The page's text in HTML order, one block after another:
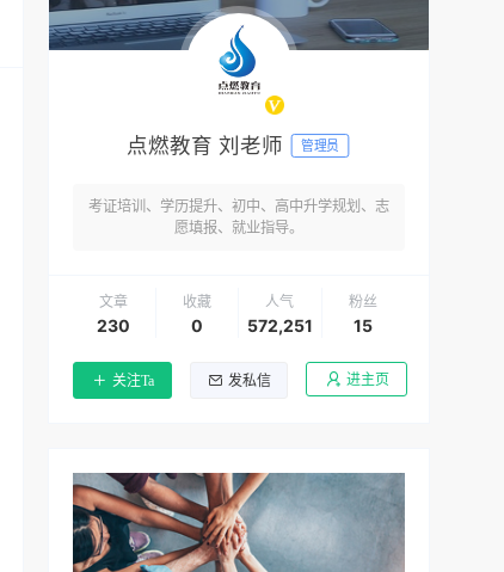
点燃教育 刘老师 管理员
考证培训、学历提升、初中、高中升学规划、志
愿填报、就业指导。
文章
230
收藏
0
人气
572,251
粉丝
15
关注Ta 发私信 进主页